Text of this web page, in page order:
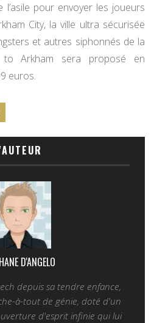
pour envoyer les joueurs
City, la ville ultra sécurisée
et autres siphonnés de la
Arkham sera proposé en
euros.
D'ANGELO
depuis sa tendre enfance,
à-tout de génie, doté d'un
d'esprit infinie qui lui